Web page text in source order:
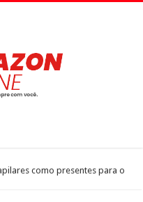
como presentes para o